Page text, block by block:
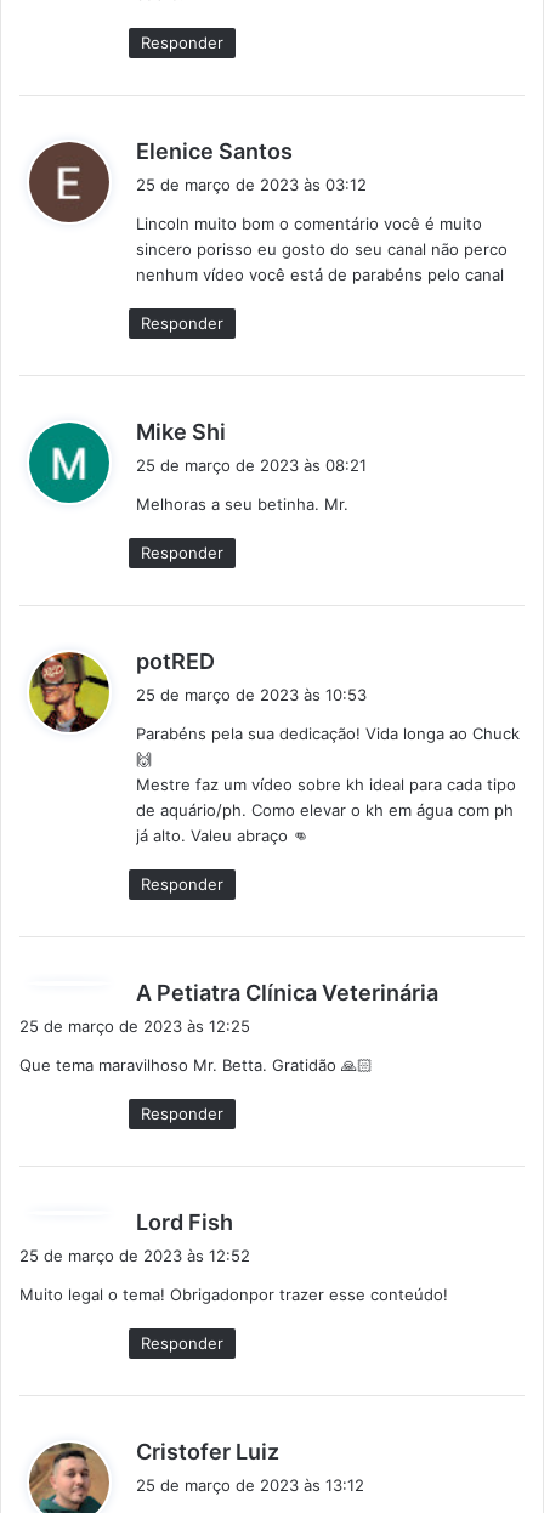
Responder
Elenice Santos
i
s
e
:
25 de março de 2023 às 03:12
Lincoln muito bom o comentário você é muito
sincero porisso eu gosto do seu canal não perco
nenhum vídeo você está de parabéns pelo canal
Responder
Mike Shi
s
e
:
25 de março de 2023 às 08:21
Melhoras a seu betinha. Mr.
Responder
potRED
s
:
25 de março de 2023 às 10:53
Parabéns pela sua dedicação! Vida longa ao Chuck
🙌
Mestre faz um vídeo sobre kh ideal para cada tipo
de aquário/ph. Como elevar o kh em água com ph
já alto. Valeu abraço 👊
Responder
A Petiatra Clínica Veterinária
25 de março de 2023 às 12:25
Que tema maravilhoso Mr. Betta. Gratidão 🙏🏻
Responder
Lord Fish
i
s
e
:
25 de março de 2023 às 12:52
Muito legal o tema! Obrigadonpor trazer esse conteúdo!
Responder
Cristofer Luiz
i
25 de março de 2023 às 13:12